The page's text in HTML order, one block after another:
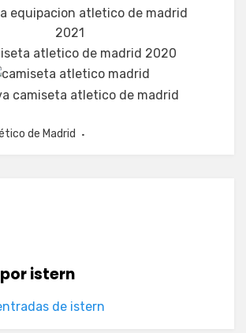
de Madrid
istern
de istern